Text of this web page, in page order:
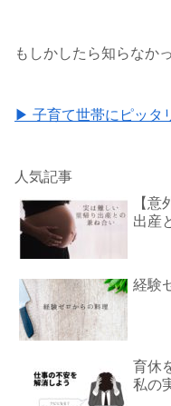
もしかしたら知らなか
▶ 子育て世帯にピッタ
人気記事
【
出産
経験
育休
私の